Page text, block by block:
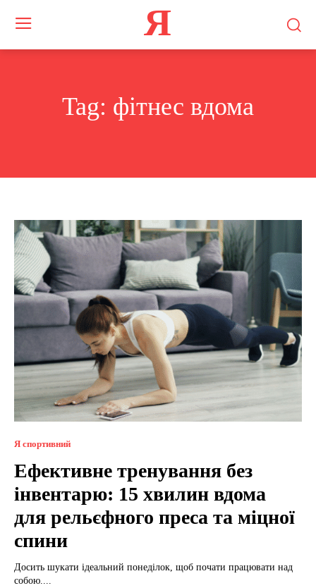
Я
Tag: фітнес вдома
Я спортивний
Ефективне тренування без
інвентарю: 15 хвилин вдома
для рельєфного преса та міцної
спини
Досить шукати ідеальний понеділок, щоб почати працювати над
собою....